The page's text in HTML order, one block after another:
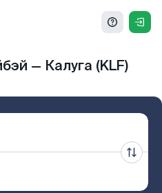
— Калуга (KLF)